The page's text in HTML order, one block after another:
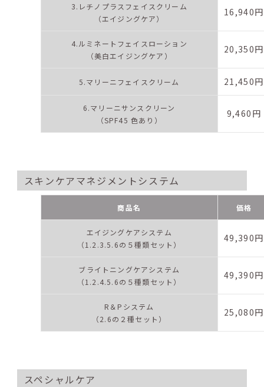
3.レチノプラスフェイスクリーム
（エイジングケア）
16,940円
4.ルミネートフェイスローション
（美白エイジングケア）
20,350円
5.マリーニフェイスクリーム 21,450円
6.マリーニサンスクリーン
（SPF45 色あり）
9,460円
スキンケアマネジメントシステム
商品名 価格
エイジングケアシステム
（1.2.3.5.6の５種類セット）
49,390円
ブライトニングケアシステム
（1.2.4.5.6の５種類セット）
49,390円
R＆Pシステム
（2.6の２種セット）
25,080円
スペシャルケア